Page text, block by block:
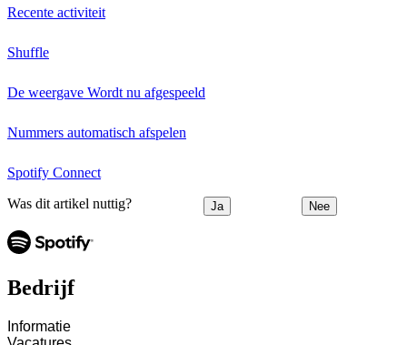
Recente activiteit
Shuffle
De weergave Wordt nu afgespeeld
Nummers automatisch afspelen
Spotify Connect
Was dit artikel nuttig? Ja Nee
Bedrijf
Informatie